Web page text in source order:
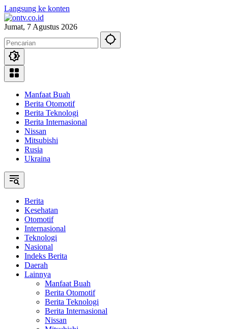
Langsung ke konten
Jumat, 7 Agustus 2026
Manfaat Buah
Berita Otomotif
Berita Teknologi
Berita Internasional
Nissan
Mitsubishi
Rusia
Ukraina
Berita
Kesehatan
Otomotif
Internasional
Teknologi
Nasional
Indeks Berita
Daerah
Lainnya
Manfaat Buah
Berita Otomotif
Berita Teknologi
Berita Internasional
Nissan